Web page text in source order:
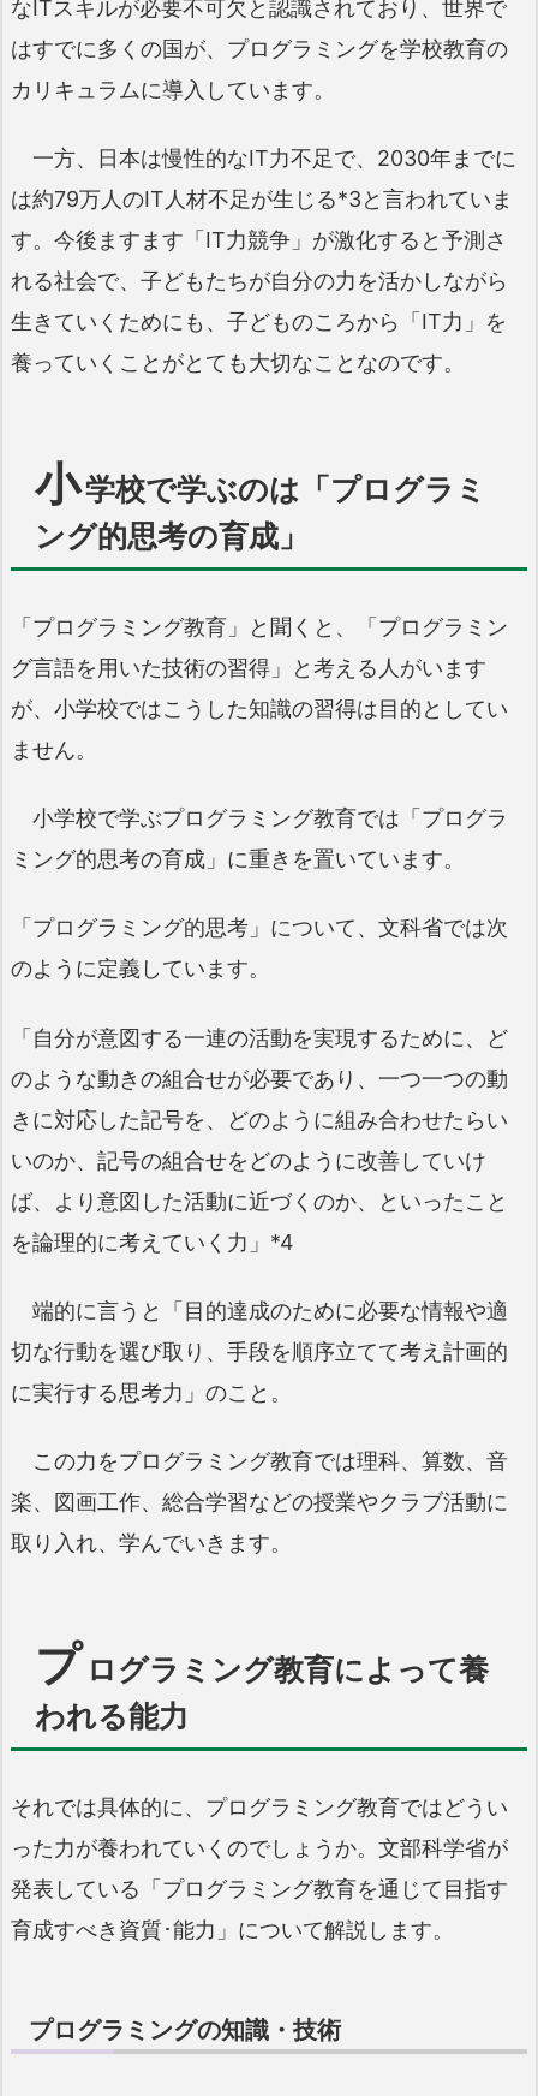
なITスキルが必要不可欠と認識されており、世界で
はすでに多くの国が、プログラミングを学校教育の
カリキュラムに導入しています。
一方、日本は慢性的なIT力不足で、2030年までに
は約79万人のIT人材不足が生じる*3と言われていま
す。今後ますます「IT力競争」が激化すると予測さ
れる社会で、子どもたちが自分の力を活かしながら
生きていくためにも、子どものころから「IT力」を
養っていくことがとても大切なことなのです。
小学校で学ぶのは「プログラミ
ング的思考の育成」
「プログラミング教育」と聞くと、「プログラミン
グ言語を用いた技術の習得」と考える人がいます
が、小学校ではこうした知識の習得は目的としてい
ません。
小学校で学ぶプログラミング教育では「プログラ
ミング的思考の育成」に重きを置いています。
「プログラミング的思考」について、文科省では次
のように定義しています。
「自分が意図する一連の活動を実現するために、ど
のような動きの組合せが必要であり、一つ一つの動
きに対応した記号を、どのように組み合わせたらい
いのか、記号の組合せをどのように改善していけ
ば、より意図した活動に近づくのか、といったこと
を論理的に考えていく力」*4
端的に言うと「目的達成のために必要な情報や適
切な行動を選び取り、手段を順序立てて考え計画的
に実行する思考力」のこと。
この力をプログラミング教育では理科、算数、音
楽、図画工作、総合学習などの授業やクラブ活動に
取り入れ、学んでいきます。
プ ログラミング教育によって養
われる能力
それでは具体的に、プログラミング教育ではどうい
った力が養われていくのでしょうか。文部科学省が
発表している「プログラミング教育を通じて目指す
育成すべき資質･能力」について解説します。
プログラミングの知識・技術